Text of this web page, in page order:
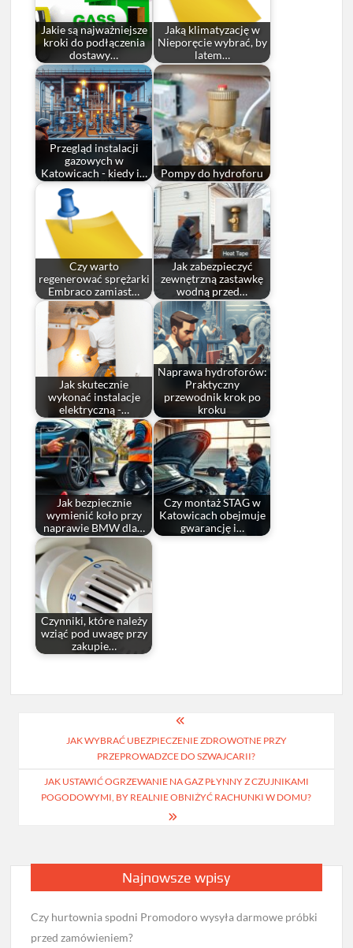
Jakie są najważniejsze
kroki do podłączenia
dostawy…
Jaką klimatyzację w
Nieporęcie wybrać, by
latem…
Przegląd instalacji
gazowych w
Katowicach - kiedy i…
Pompy do hydroforu
Czy warto
regenerować sprężarki
Embraco zamiast…
Jak zabezpieczyć
zewnętrzną zastawkę
wodną przed…
Jak skutecznie
wykonać instalacje
elektryczną -…
Naprawa hydroforów:
Praktyczny
przewodnik krok po
kroku
Jak bezpiecznie
wymienić koło przy
naprawie BMW dla…
Czy montaż STAG w
Katowicach obejmuje
gwarancję i…
Czynniki, które należy
wziąć pod uwagę przy
zakupie…
wpisuJAK WYBRAĆ UBEZPIECZENIE ZDROWOTNE PRZY
PRZEPROWADZCE DO SZWAJCARII?
JAK USTAWIĆ OGRZEWANIE NA GAZ PŁYNNY Z CZUJNIKAMI
POGODOWYMI, BY REALNIE OBNIŻYĆ RACHUNKI W DOMU?
Najnowsze wpisy
Czy hurtownia spodni Promodoro wysyła darmowe próbki
przed zamówieniem?